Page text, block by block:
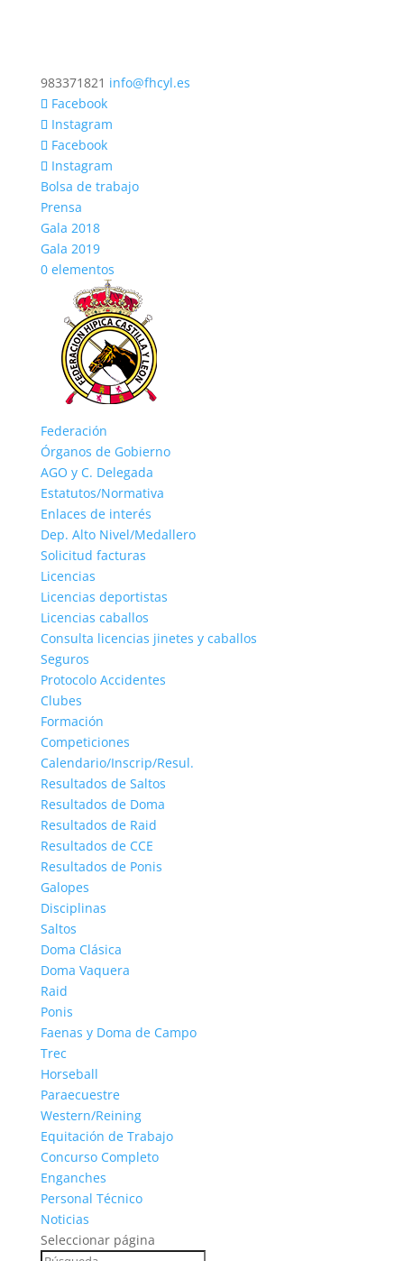
983371821 info@fhcyl.es
Facebook
Instagram
Facebook
Instagram
Bolsa de trabajo
Prensa
Gala 2018
Gala 2019
0 elementos
Federación
Órganos de Gobierno
AGO y C. Delegada
Estatutos/Normativa
Enlaces de interés
Dep. Alto Nivel/Medallero
Solicitud facturas
Licencias
Licencias deportistas
Licencias caballos
Consulta licencias jinetes y caballos
Seguros
Protocolo Accidentes
Clubes
Formación
Competiciones
Calendario/Inscrip/Resul.
Resultados de Saltos
Resultados de Doma
Resultados de Raid
Resultados de CCE
Resultados de Ponis
Galopes
Disciplinas
Saltos
Doma Clásica
Doma Vaquera
Raid
Ponis
Faenas y Doma de Campo
Trec
Horseball
Paraecuestre
Western/Reining
Equitación de Trabajo
Concurso Completo
Enganches
Personal Técnico
Noticias
Seleccionar página